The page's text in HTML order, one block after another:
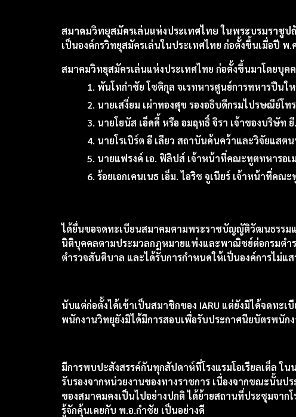
สมาคมวิทยุสมัครเล่นแห่งประเทศไทย ในพระบรมราชูป
เป็นองค์กรวิทยุสมัครเล่นในประเทศไทย ก่อตั้งขึ้นเมื่อปี พ.
สมาคมวิทยุสมัครเล่นแห่งประเทศไทย ก่อตั้งขึ้นมาโดยบุค
พันโทกำชัย โชติกุล จเรทหารศูนย์การทหารปื
นายเสงี่ยม เผ่าทองศุข รองอธิบดีกรมไปรษณีย์โท
นายโยนัส เอ็ดดี้ หรือ อมฤทธิ์ จิรา เจ้าของบริษัท
นายโรเบิร์ต อี เลียว สถาบันค้นคว้าและวิจัยแสต
นายแฟรงค์ เอ. ฟิลิปส์ เจ้าหน้าที่คณะทูตทหารอเ
ร้อยเอกเคนเนธ เอ็ม. ไอริช จูเนียร์ เจ้าหน้าที่คณ
ได้ยื่นขอจดทะเบียนสมาคมตามพระราชบัญญัติวัฒนธรรม
นิติบุคคลตามประมวลกฎหมายแพ่งและพาณิชย์ต่อกรมตำร
ตำรวจสันติบาล และได้รับการกำหนดให้เป็นองค์การไม่แ
นับแต่ก่อตั้งได้เข้าเป็นสมาชิกของ IARU แต่ยังมิได้จดทะ
พนักงานวิทยุยังมิได้มีการสอบเพื่อรับประกาศนียบัตรพนัก
มีการพบปะสังสรรค์กันทุกสัปดาห์ที่โรงแรมโอเรียลเต็ล ใ
รับรองจากหน่วยงานของทางราชการ เนื่องจากขณะนั้นป
ของสมาคมคงเป็นไปอย่างปกติ ได้ย้ายสถานที่ประชุมจากโ
รู้จักคุ้นเคยกับ พ.อ.กำชัย เป็นอย่างดี